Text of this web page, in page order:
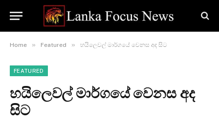
Home » Featured » හයිලෙවල් මාර්ගයේ වෙනස අද සිට
FEATURED
හයිලෙවල් මාර්ගයේ වෙනස අද
සිට